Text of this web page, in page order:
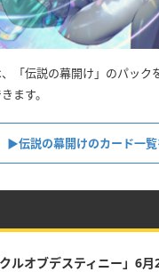
、「伝説の幕開け」のパッ
ます。
▶︎伝説の幕開けのカード一覧
ルオブデスティニー」6月